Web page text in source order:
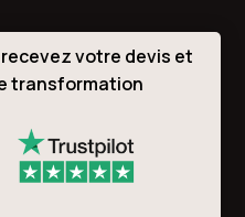
votre devis et
transformation